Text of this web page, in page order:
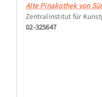
Alte Pinakothek von
Zentralinstitut für
02-325647